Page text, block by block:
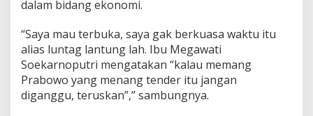
dalam bidang ekonomi.
“Saya mau terbuka, saya gak berkuasa waktu itu
alias luntag lantung lah. Ibu Megawati
Soekarnoputri mengatakan “kalau memang
Prabowo yang menang tender itu jangan
diganggu, teruskan”,” sambungnya.